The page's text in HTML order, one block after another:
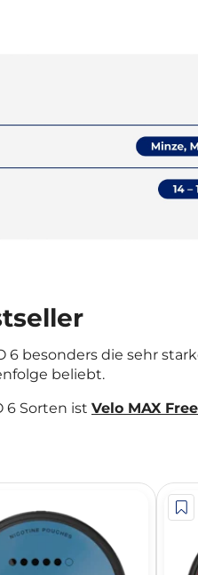
6 besonders die sehr
beliebt.
6 Sorten ist Velo MAX